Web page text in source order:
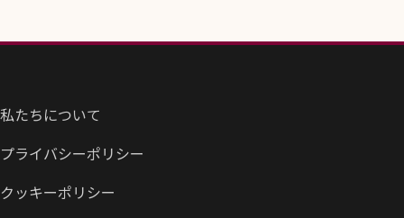
私たちについて
プライバシーポリシー
クッキーポリシー